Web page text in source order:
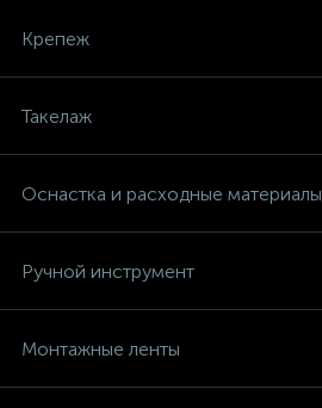
Крепеж
Такелаж
Оснастка и расходные материалы
Ручной инструмент
Монтажные ленты